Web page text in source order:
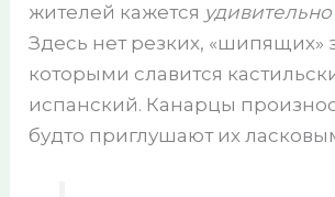
жителей кажется
Здесь нет резких, «шипящих»
которыми славится
испанский. Канарцы
будто приглушают их